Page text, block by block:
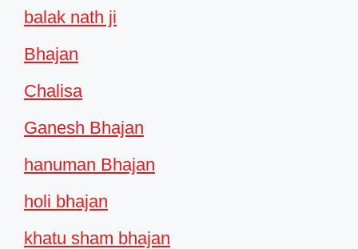
balak nath ji
Bhajan
Chalisa
Ganesh Bhajan
hanuman Bhajan
holi bhajan
khatu sham bhajan